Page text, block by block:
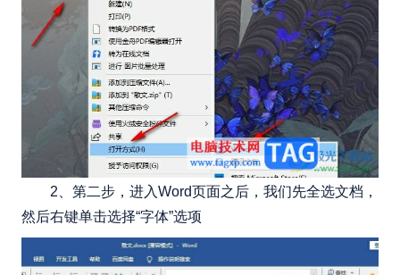
2、第二步，进入Word页面之后，我们先全选文档，
然后右键单击选择“字体”选项